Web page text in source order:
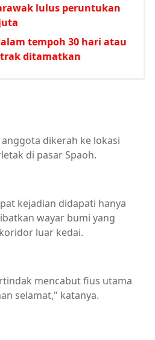
lulus peruntukan
tempoh 30 hari atau
ditamatkan
dikerah ke lokasi
di pasar Spaoh.
kejadian didapati hanya
wayar bumi yang
luar kedai.
mencabut fius utama
selamat," katanya.